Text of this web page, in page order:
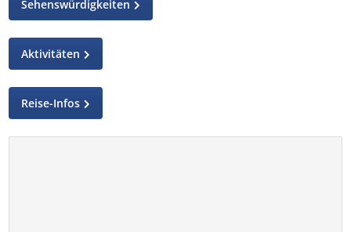
Sehenswürdigkeiten
Aktivitäten
Reise-Infos